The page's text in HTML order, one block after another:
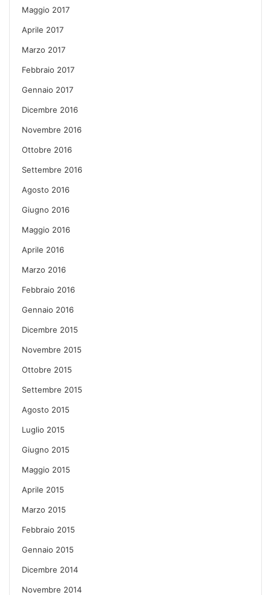
Maggio 2017
Aprile 2017
Marzo 2017
Febbraio 2017
Gennaio 2017
Dicembre 2016
Novembre 2016
Ottobre 2016
Settembre 2016
Agosto 2016
Giugno 2016
Maggio 2016
Aprile 2016
Marzo 2016
Febbraio 2016
Gennaio 2016
Dicembre 2015
Novembre 2015
Ottobre 2015
Settembre 2015
Agosto 2015
Luglio 2015
Giugno 2015
Maggio 2015
Aprile 2015
Marzo 2015
Febbraio 2015
Gennaio 2015
Dicembre 2014
Novembre 2014